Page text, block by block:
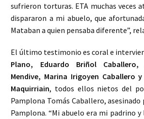
sufrieron torturas. ETA muchas veces
dispararon a mi abuelo, que
Mataban a quien pensaba diferente”,
El último testimonio es coral e
Plano, Eduardo Briñol Caballero,
Mendive, Marina Irigoyen Caballero
Maquirriain, todos ellos nietos del
Pamplona Tomás Caballero, asesinado
Pamplona. “Mi abuelo era mi padrino